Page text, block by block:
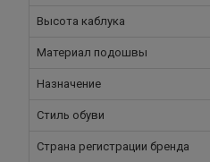
Высота каблука
Материал подошвы
Назначение
Стиль обуви
Страна регистрации бренда